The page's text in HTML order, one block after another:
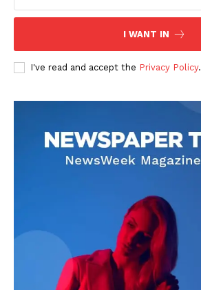
DOWNLOAD NOW
AIN NEWS 1
Contact Us
About Us
Privacy Policy
I WANT IN
I've read and accept the Privacy Policy.